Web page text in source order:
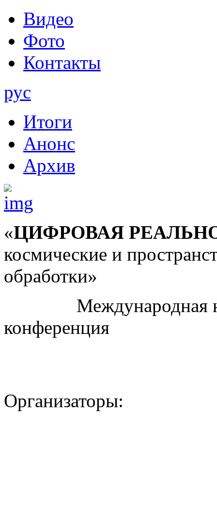
Видео
Фото
Контакты
рус
Итоги
Анонс
Архив
«ЦИФРОВАЯ
космические и
обработки»
Международная
конференция
Организаторы: